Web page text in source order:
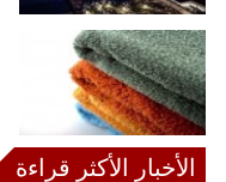
الأخبار الأكثر قراءة